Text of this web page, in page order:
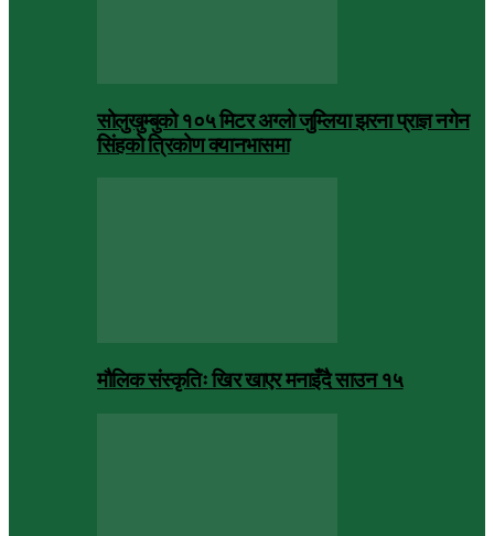
सोलुखुम्बुको १०५ मिटर अग्लो जुम्लिया झरना प्राज्ञ नगेन
सिंहको त्रिकोण क्यानभासमा
मौलिक संस्कृतिः खिर खाएर मनाइँदै साउन १५